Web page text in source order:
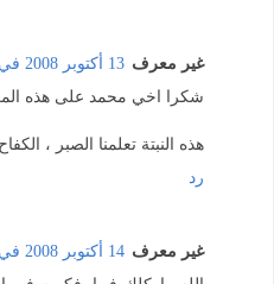
غير معرف 13 أكتوبر 2008 في 11:02 م
شكرا اخي محمد على هذه
هذه النبتة تعلمنا الصبر ،
رد
غير معرف 14 أكتوبر 2008 في 11:42 م